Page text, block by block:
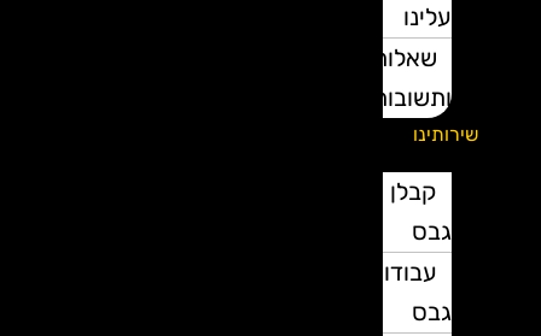
עלינו
שאלות
ותשובות
שירותינו
קבלן
גבס
עבודות
גבס